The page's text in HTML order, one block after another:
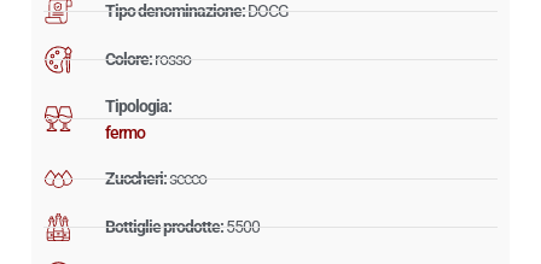
Tipo denominazione:DOCG
Colore:rosso
Tipologia:
fermo
Zuccheri:secco
Bottiglie prodotte:5500